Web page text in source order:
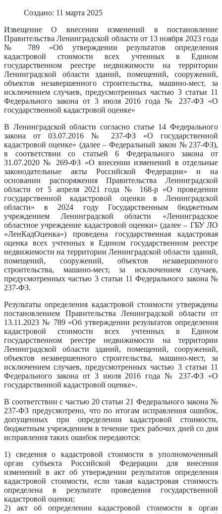
Создано: 11 марта 2025
Извещение О внесении изменений в постановление
Правительства Ленинградской области от 13 ноября 2023 года
№ 789 «Об утверждении результатов определения
кадастровой стоимости всех учтенных в Едином
государственном реестре недвижимости на территории
Ленинградской области зданий, помещений, сооружений,
объектов незавершенного строительства, машино-мест, за
исключением случаев, предусмотренных частью 3 статьи 11
Федерального закона от 3 июля 2016 года № 237-ФЗ «О
государственной кадастровой оценке»
В Ленинградской области согласно статье 14 Федерального
закона от 03.07.2016 № 237-ФЗ «О государственной
кадастровой оценке» (далее – Федеральный закон № 237-ФЗ),
в соответствии со статьей 6 Федерального закона от
31.07.2020 № 269-ФЗ «О внесении изменений в отдельные
законодательные акты Российской Федерации» и на
основании распоряжения Правительства Ленинградской
области от 5 апреля 2021 года № 168-р «О проведении
государственной кадастровой оценки в Ленинградской
области» в 2024 году Государственным бюджетным
учреждением Ленинградской области «Ленинградское
областное учреждение кадастровой оценки» (далее – ГБУ ЛО
«ЛенКадОценка») проведена государственная кадастровая
оценка всех учтенных в Едином государственном реестре
недвижимости на территории Ленинградской области зданий,
помещений, сооружений, объектов незавершенного
строительства, машино-мест, за исключением случаев,
предусмотренных частью 3 статьи 11 Федерального закона №
237-ФЗ.
Результаты определения кадастровой стоимости утверждены
постановлением Правительства Ленинградской области от
13.11.2023 № 789 «Об утверждении результатов определения
кадастровой стоимости всех учтенных в Едином
государственном реестре недвижимости на территории
Ленинградской области зданий, помещений, сооружений,
объектов незавершенного строительства, машино-мест, за
исключением случаев, предусмотренных частью 3 статьи 11
Федерального закона от 3 июля 2016 года № 237-ФЗ «О
государственной кадастровой оценке».
В соответствии с частью 20 статьи 21 Федерального закона №
237-ФЗ предусмотрено, что по итогам исправления ошибок,
допущенных при определении кадастровой стоимости,
бюджетным учреждением в течение трех рабочих дней со дня
исправления таких ошибок передаются:
1) сведения о кадастровой стоимости в уполномоченный
орган субъекта Российской Федерации для внесения
изменений в акт об утверждении результатов определения
кадастровой стоимости, если такая кадастровая стоимость
определена в результате проведения государственной
кадастровой оценки;
2) акт об определении кадастровой стоимости в орган